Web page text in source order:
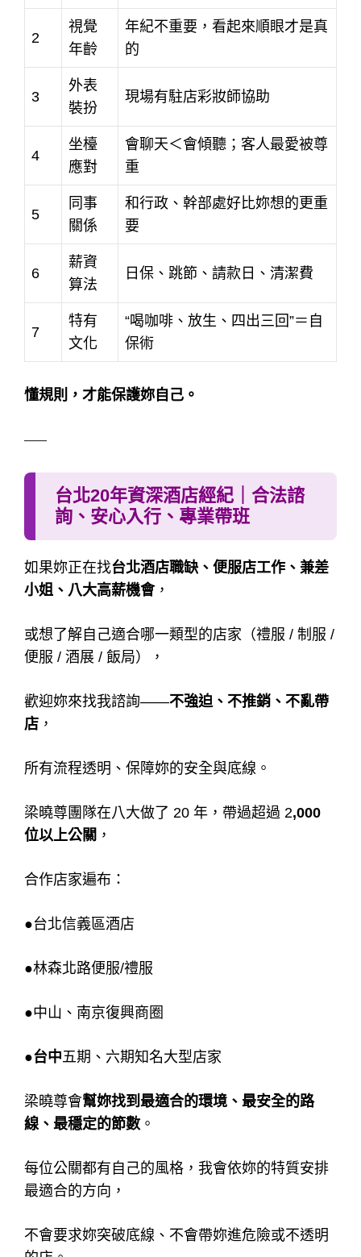
2
視覺
年齡
年紀不重要，看起來順眼才是真
的
3
外表
裝扮
現場有駐店彩妝師協助
4
坐檯
應對
會聊天＜會傾聽；客人最愛被尊
重
5
同事
關係
和行政、幹部處好比妳想的更重
要
6
薪資
算法
日保、跳節、請款日、清潔費
7
特有
文化
“喝咖啡、放生、四出三回”＝自
保術
懂規則，才能保護妳自己。
—–
台北20年資深酒店經紀｜合法諮
詢、安心入行、專業帶班
如果妳正在找台北酒店職缺、便服店工作、兼差
小姐、八大高薪機會，
或想了解自己適合哪一類型的店家（禮服 / 制服 /
便服 / 酒展 / 飯局），
歡迎妳來找我諮詢——不強迫、不推銷、不亂帶
店 ，
所有流程透明、保障妳的安全與底線。
梁曉尊團隊在八大做了 20 年，帶過超過 2,000
位以上公關 ，
合作店家遍布：
●台北信義區酒店
●林森北路便服/禮服
●中山、南京復興商圈
●台中五期、六期知名大型店家
梁曉尊會幫妳找到最適合的環境、最安全的路
線、最穩定的節數 。
每位公關都有自己的風格，我會依妳的特質安排
最適合的方向，
不會要求妳突破底線、不會帶妳進危險或不透明